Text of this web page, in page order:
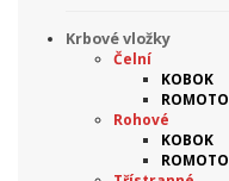
Krbové vložky
Čelní
KOBOK
Rohové
KOBOK